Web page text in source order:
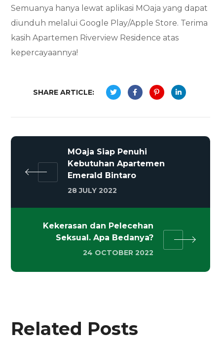
Semuanya hanya lewat aplikasi MOaja yang dapat
diunduh melalui Google Play/Apple Store. Terima
kasih Apartemen Riverview Residence atas
kepercayaannya!
SHARE ARTICLE:
MOaja Siap Penuhi
Kebutuhan Apartemen
Emerald Bintaro
28 JULY 2022
Kekerasan dan Pelecehan
Seksual. Apa Bedanya?
24 OCTOBER 2022
Related Posts